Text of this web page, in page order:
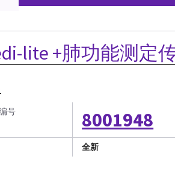
lite +肺功能测定
号 8001948
全新